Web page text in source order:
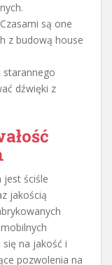
Czasami są one
z budową house
starannego
dźwięki z
jest ściśle
jakością
na jakość i
pozwolenia na